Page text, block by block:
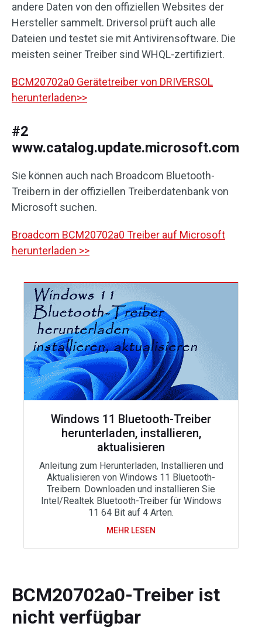
andere Daten von den offiziellen Websites der
Hersteller sammelt. Driversol prüft auch alle
Dateien und testet sie mit Antivirensoftware. Die
meisten seiner Treiber sind WHQL-zertifiziert.
BCM20702a0 Gerätetreiber von DRIVERSOL
herunterladen>>
#2
www.catalog.update.microsoft.com
Sie können auch nach Broadcom Bluetooth-
Treibern in der offiziellen Treiberdatenbank von
Microsoft suchen.
Broadcom BCM20702a0 Treiber auf Microsoft
herunterladen >>
Windows 11 Bluetooth-Treiber
herunterladen, installieren,
aktualisieren
Anleitung zum Herunterladen, Installieren und
Aktualisieren von Windows 11 Bluetooth-
Treibern. Downloaden und installieren Sie
Intel/Realtek Bluetooth-Treiber für Windows
11 64 Bit auf 4 Arten.
MEHR LESEN
BCM20702a0-Treiber ist
nicht verfügbar